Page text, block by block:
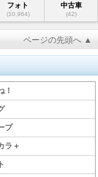
フォト
(10,964)
中古車
(42)
ページの先頭へ ▲
！
プ
ラ＋